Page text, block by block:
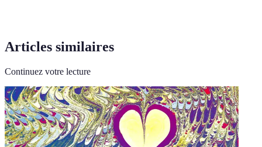
Articles similaires
Continuez votre lecture